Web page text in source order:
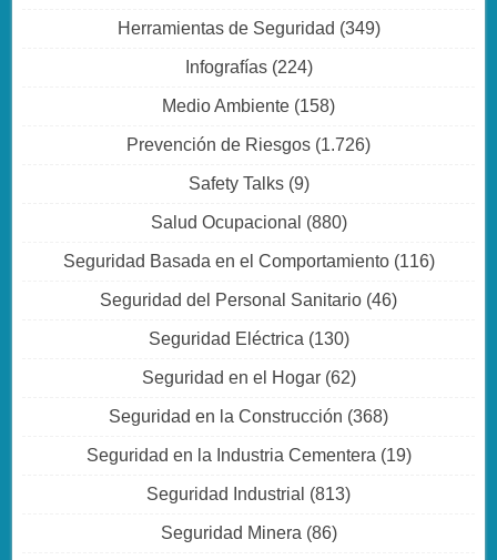
Herramientas de Seguridad (349)
Infografías(224)
Medio Ambiente (158)
Prevención de Riesgos (1.726)
Safety Talks(9)
Salud Ocupacional (880)
Seguridad Basada en el Comportamiento(116)
Seguridad del Personal Sanitario (46)
Seguridad Eléctrica (130)
Seguridad en el Hogar(62)
Seguridad en la Construcción (368)
Seguridad en la Industria Cementera (19)
Seguridad Industrial (813)
Seguridad Minera (86)